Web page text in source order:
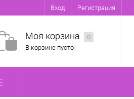
Вход Регистрация
Моя корзина
0
В корзине пусто